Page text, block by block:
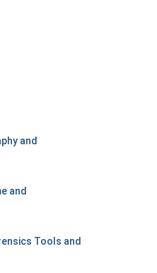
and
and
Tools and